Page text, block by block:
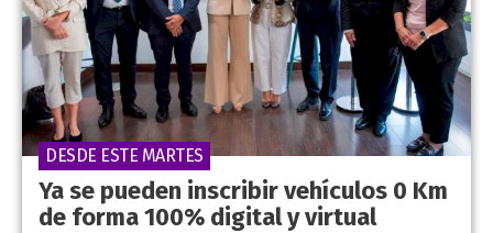
Ya se pueden inscribir vehículos 0 Km
de forma 100% digital y virtual
DESDE ESTE MARTES